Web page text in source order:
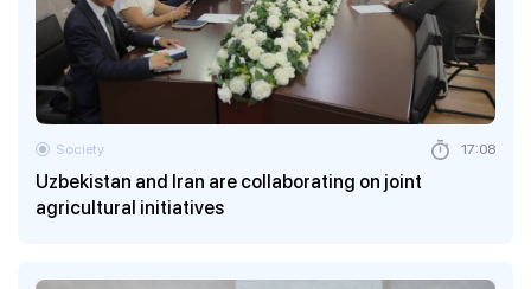
Uzbekistan and Iran are collaborating on joint
agricultural initiatives
Society 17:08